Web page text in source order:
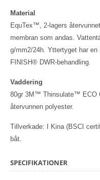
Material
EquTex™, 2-lagers
membran som andas.
g/mm2/24h. Yttertyget har
FINISH® DWR-behandling.
Vaddering
80gr 3M™ Thinsulate™ ECO
återvunnen polyester.
Tillverkade: I Kina (BSCI
båt.
SPECIFIKATIONER